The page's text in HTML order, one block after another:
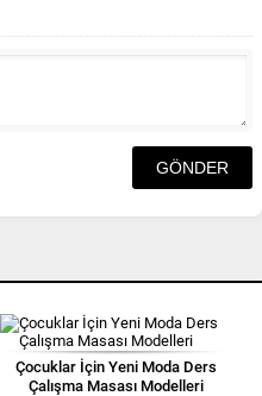
Çocuklar İçin Yeni Moda Ders
Çalışma Masası Modelleri